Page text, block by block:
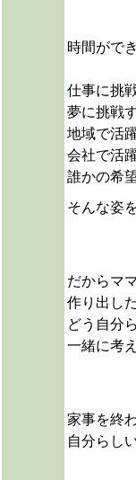
時間がで
仕事に挑
夢に挑戦
地域で活
会社で活
誰かの希
そんな姿
だからマ
作り出し
どう自分
一緒に考
家事を終
自分らし